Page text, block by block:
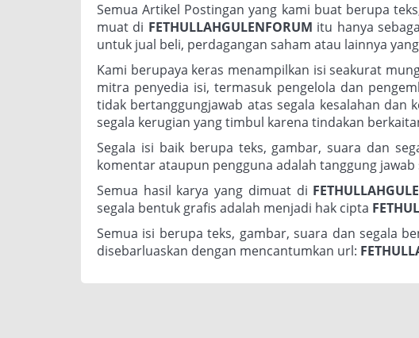
Semua Artikel Postingan yang kami buat berupa
muat di FETHULLAHGULENFORUM itu hanya
untuk jual beli, perdagangan saham atau lainnya
Kami berupaya keras menampilkan isi seakurat
mitra penyedia isi, termasuk pengelola dan
tidak bertanggungjawab atas segala kesalahan
segala kerugian yang timbul karena tindakan
Segala isi baik berupa teks, gambar, suara dan
komentar ataupun pengguna adalah tanggung
Semua hasil karya yang dimuat di
segala bentuk grafis adalah menjadi hak cipta
Semua isi berupa teks, gambar, suara dan segala
disebarluaskan dengan mencantumkan url: